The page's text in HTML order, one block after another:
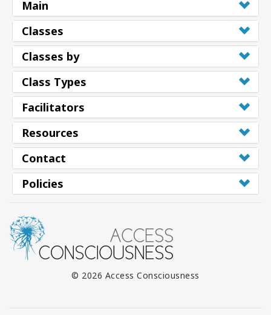
Main
Classes
Classes by
Class Types
Facilitators
Resources
Contact
Policies
© 2026 Access Consciousness